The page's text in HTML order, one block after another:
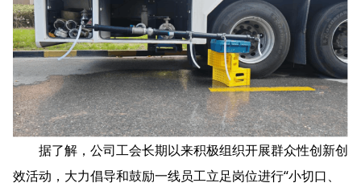
据了解，公司工会长期以来积极组织开展群众性创新创
效活动，大力倡导和鼓励一线员工立足岗位进行“小切口、